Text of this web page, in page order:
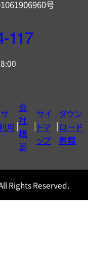
号
用
会
社
概
要
サイ
トマ
ップ
ダウン
ロード
書類
Rights Reserved.